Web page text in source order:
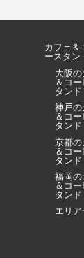
カフェ＆
ースタン
大阪
＆コ
タンド
神戸の
＆コ
タンド
京都の
＆コ
タンド
福岡の
＆コ
タンド
エリ